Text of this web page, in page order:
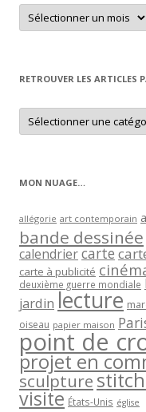
Retrouver
un
article
RETROUVER LES ARTICLES
Retrouver
les
articles
MON NUAGE…
allégorie art contemporain
bande dessinée
calendriercarte
carte à publicité
deuxième guerre mondiale
jardin lecture
oiseau papier maison
point de
projet en
sculpture
visite États-Unis église